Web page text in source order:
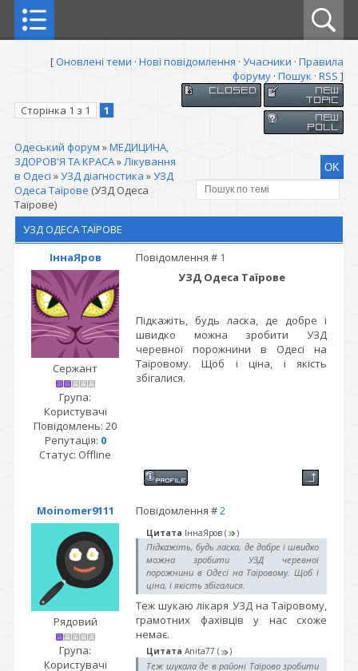
[Оновлені теми · Нові повідомлення · Учасники · Правила
форуму · Пошук · RSS ]
Сторінка 1 з 1 1
Одеський форум »МЕДИЦИНА,
ЗДОРОВ'Я ТА КРАСА»Лікування
в Одесі »УЗД діагностика »УЗД
Одеса Таїрове (УЗД Одеса
Таїрове)
УЗД ОДЕСА ТАЇРОВЕ
ІннаЯров
Повідомлення # 1
Сержант
Група:
Користувачі
Повідомлень: 20
Репутація: 0
Статус: Offline
УЗД Одеса Таїрове
Підкажіть, будь ласка, де добре і
швидко можна зробити УЗД
черевної порожнини в Одесі на
Таїровому. Щоб і ціна, і якість
збігалися.
Moinomer9111 Повідомлення #2
Рядовий
Група:
Користувачі
Цитата ІннаЯров ( )
Підкажіть, будь ласка, де добре і швидко
можна зробити УЗД черевної
порожнини в Одесі на Таїровому. Щоб і
ціна, і якість збігалися.
Теж шукаю лікаря УЗД на Таїровому,
грамотних фахівців у нас схоже
немає.
Цитата Anita77 ( )
Теж шукала де в районі Таїрово зробити